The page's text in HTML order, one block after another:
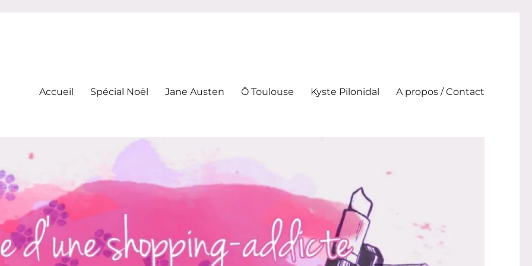
Accueil Spécial Noël Jane Austen Ô Toulouse Kyste Pilonidal A propos / Contact